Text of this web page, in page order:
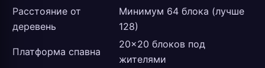
Расстояние от
деревень
Минимум 64 блока (лучше
128)
Платформа спавна
20x20 блоков под
жителями